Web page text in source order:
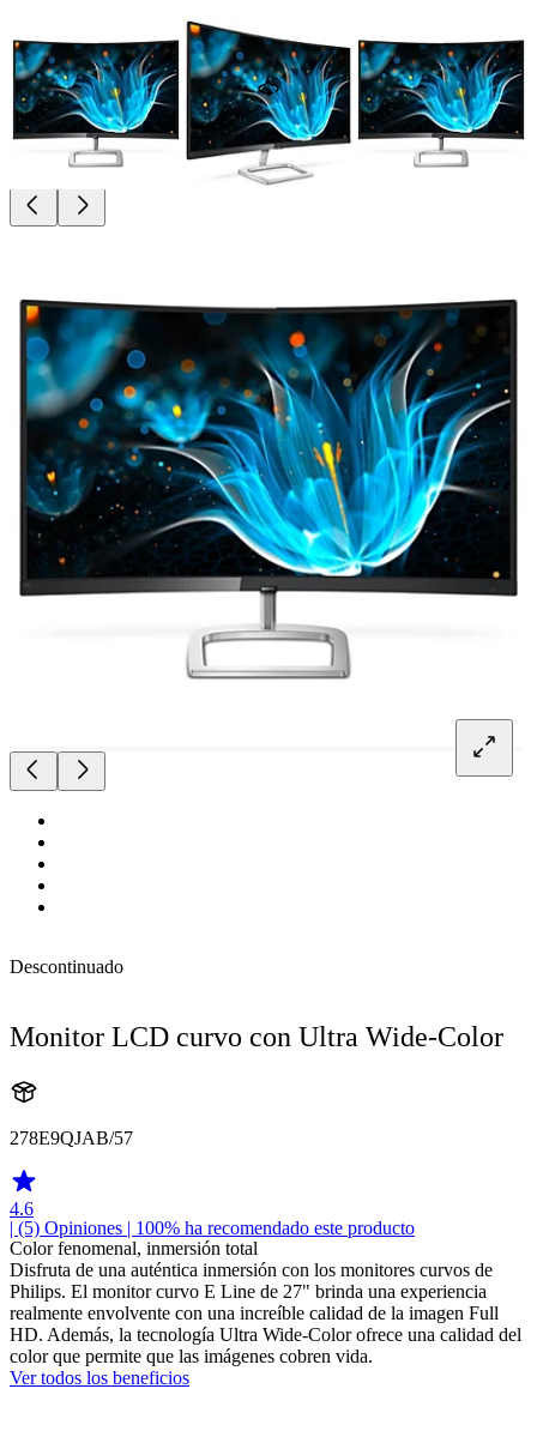
Descontinuado
Monitor LCD curvo con Ultra Wide-Color
278E9QJAB/57
4.6
| (5) Opiniones | 100% ha recomendado este producto
Color fenomenal, inmersión total
Disfruta de una auténtica inmersión con los monitores curvos de
Philips. El monitor curvo E Line de 27" brinda una experiencia
realmente envolvente con una increíble calidad de la imagen Full
HD. Además, la tecnología Ultra Wide-Color ofrece una calidad del
color que permite que las imágenes cobren vida.
Ver todos los beneficios